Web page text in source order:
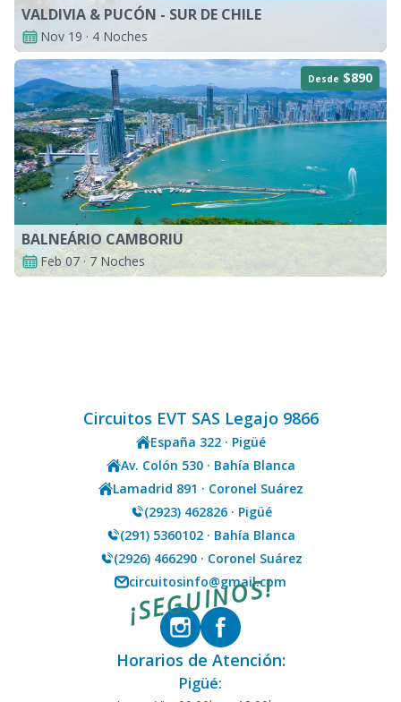
VALDIVIA & PUCÓN - SUR DE CHILE
Nov 19 · 4 Noches
Desde $890
BALNEÁRIO CAMBORIU
Feb 07 · 7 Noches
Horarios de Atención:
Pigüé:
¡SEGUINOS!
Circuitos EVT SAS Legajo 9866
España 322 · Pigüé
Av. Colón 530 · Bahía Blanca
Lamadrid 891 · Coronel Suárez
(2923) 462826 · Pigüé
(291) 5360102 · Bahía Blanca
(2926) 466290 · Coronel Suárez
circuitosinfo@gmail.com